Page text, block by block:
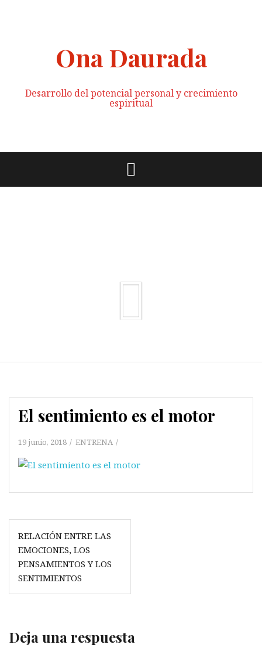
Ona Daurada
Desarrollo del potencial personal y crecimiento
espiritual
El sentimiento es el motor
19 junio, 2018 ENTRENA
Navegación
de
entradas
RELACIÓN ENTRE LAS
EMOCIONES, LOS
PENSAMIENTOS Y LOS
SENTIMIENTOS
Deja una respuesta